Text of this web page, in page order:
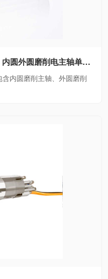
德国WEISS WEISS磨床主轴 内圆外圆磨削电主轴单元WEISS磨削主轴全系列（包含内圆磨削主轴、外圆磨削主轴、砂轮修整主轴）
内圆磨削主轴、外圆磨削